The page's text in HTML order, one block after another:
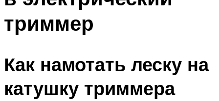
триммер
Как намотать леску на
катушку триммера